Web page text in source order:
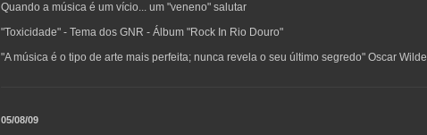
Quando a música é um vício... um "veneno" salutar
"Toxicidade" - Tema dos GNR - Álbum "Rock In Rio Douro"
"A música é o tipo de arte mais perfeita; nunca revela o seu último segredo" Oscar Wilde
05/08/09